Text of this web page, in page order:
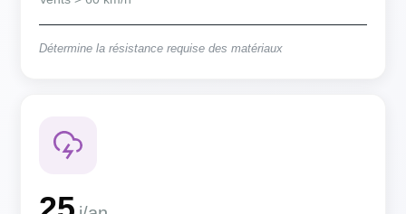
Détermine la résistance requise des matériaux